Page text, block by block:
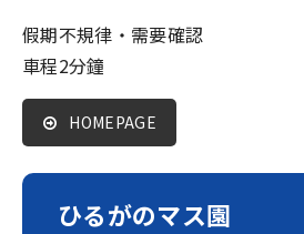
假期不規律・需要確認
車程2分鐘
HOMEPAGE
ひるがのマス園